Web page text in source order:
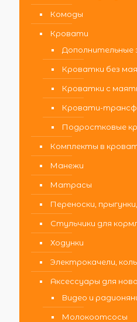
Комоды
Кровати
Дополнительные
Кроватки без
Кроватки с
Кровати-
Подростковые
Комплекты в
Манежи
Матрасы
Переноски,
Стульчики для
Ходунки
Электрокачели,
Аксессуары для
Видео и
Молокоотсосы